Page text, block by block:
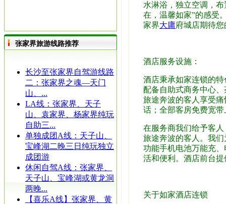
张家界旅游线路推荐
长沙至张家界自驾游线路
二：张家界之魂—天门
山、...
LA线：张家界、天子
山、袁家界、杨家界纯玩
自助三...
单独成团A线：天子山、
宝峰湖二晚三日纯玩独立
成团游
休闲自驾A线：张家界、
天子山、宝峰湖或黄龙洞
两晚...
【喜乐A线】张家界、黄
水淋浴，独立空调，
在，温馨如家”的感受
家界大庸府城店期待
酒店服务设施：
酒店秉承如家连锁的
配备自助式商务中心、
旅途奔波的客人享受
话；全部客房免费宽
在服务商我们给予客
旅途奔波的客人。我
功能手机电池万能充
活和便利。酒店前台提
关于如家酒店连锁